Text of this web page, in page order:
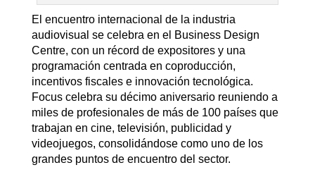
El encuentro internacional de la industria
audiovisual se celebra en el Business Design
Centre, con un récord de expositores y una
programación centrada en coproducción,
incentivos fiscales e innovación tecnológica.
Focus celebra su décimo aniversario reuniendo a
miles de profesionales de más de 100 países que
trabajan en cine, televisión, publicidad y
videojuegos, consolidándose como uno de los
grandes puntos de encuentro del sector.